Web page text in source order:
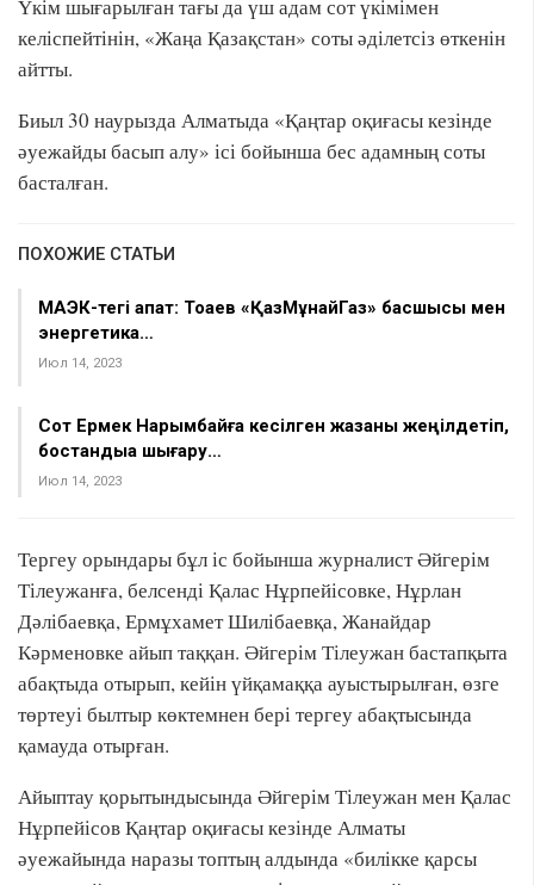
Үкім шығарылған тағы да үш адам сот үкімімен
келіспейтінін, «Жаңа Қазақстан» соты әділетсіз өткенін
айтты.
Биыл 30 наурызда Алматыда «Қаңтар оқиғасы кезінде
әуежайды басып алу» ісі бойынша бес адамның соты
басталған.
ПОХОЖИЕ СТАТЬИ
МАЭК-тегі апат: Тоқаев «ҚазМұнайГаз» басшысы мен
энергетика…
Июл 14, 2023
Сот Ермек Нарымбайға кесілген жазаны жеңілдетіп,
бостандыққа шығару…
Июл 14, 2023
Тергеу орындары бұл іс бойынша журналист Әйгерім
Тілеужанға, белсенді Қалас Нұрпейісовке, Нұрлан
Дәлібаевқа, Ермұхамет Шилібаевқа, Жанайдар
Кәрменовке айып таққан. Әйгерім Тілеужан бастапқыта
абақтыда отырып, кейін үйқамаққа ауыстырылған, өзге
төртеуі былтыр көктемнен бері тергеу абақтысында
қамауда отырған.
Айыптау қорытындысында Әйгерім Тілеужан мен Қалас
Нұрпейісов Қаңтар оқиғасы кезінде Алматы
әуежайында наразы топтың алдында «билікке қарсы